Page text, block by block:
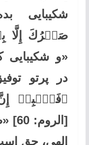
شکیبایی
«و شکیبایی
در پرتو
﴿فَٱصۡبِرۡ
الهی، حق